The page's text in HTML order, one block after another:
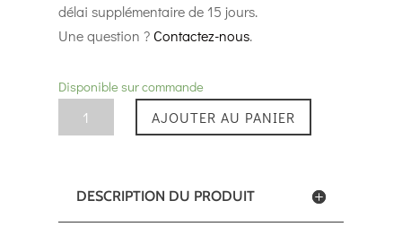
délai supplémentaire de 15 jours.
Une question ?Contactez-nous.
Disponible sur commande
quantité
de
Louis
AJOUTER AU PANIER
DESCRIPTION DU PRODUIT